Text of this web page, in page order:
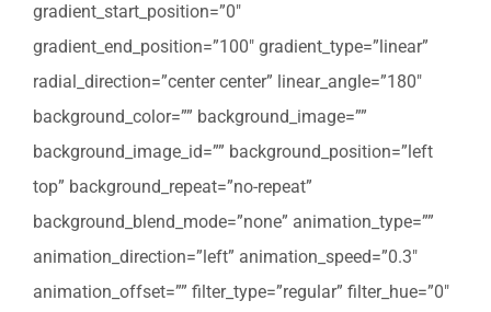
gradient_start_position=”0″
gradient_end_position=”100″ gradient_type=”linear”
radial_direction=”center center” linear_angle=”180″
background_color=”” background_image=””
background_image_id=”” background_position=”left
top” background_repeat=”no-repeat”
background_blend_mode=”none” animation_type=””
animation_direction=”left” animation_speed=”0.3″
animation_offset=”” filter_type=”regular” filter_hue=”0″